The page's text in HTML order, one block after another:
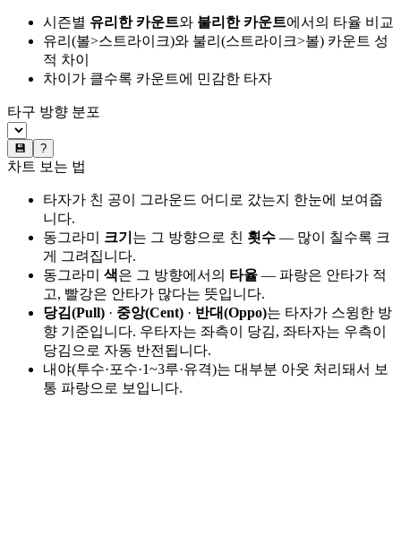
시즌별 유리한 카운트와 불리한 카운트에서의 타율 비교
유리(볼>스트라이크)와 불리(스트라이크>볼) 카운트 성
적 차이
차이가 클수록 카운트에 민감한 타자
타구 방향 분포
💾 ?
차트 보는 법
타자가 친 공이 그라운드 어디로 갔는지 한눈에 보여줍
니다.
동그라미 크기 는 그 방향으로 친 횟수 — 많이 칠수록 크
게 그려집니다.
동그라미 색은 그 방향에서의 타율 — 파랑은 안타가 적
고, 빨강은 안타가 많다는 뜻입니다.
당김(Pull) · 중앙(Cent) · 반대(Oppo)는 타자가 스윙한 방
향 기준입니다. 우타자는 좌측이 당김, 좌타자는 우측이
당김으로 자동 반전됩니다.
내야(투수·포수·1~3루·유격)는 대부분 아웃 처리돼서 보
통 파랑으로 보입니다.